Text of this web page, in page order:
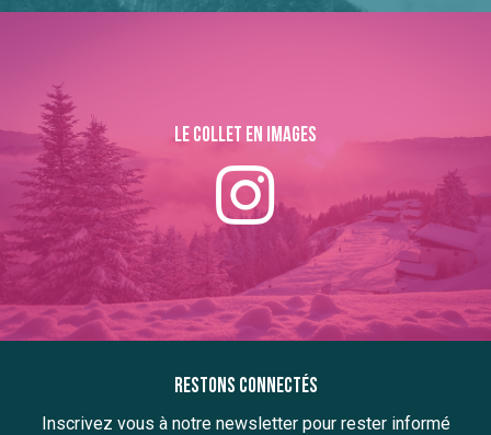
Le collet en images
Restons connectés
Inscrivez vous à notre newsletter pour rester informé